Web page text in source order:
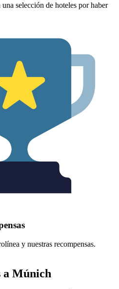
selección de hoteles por haber
y nuestras recompensas.
a Múnich